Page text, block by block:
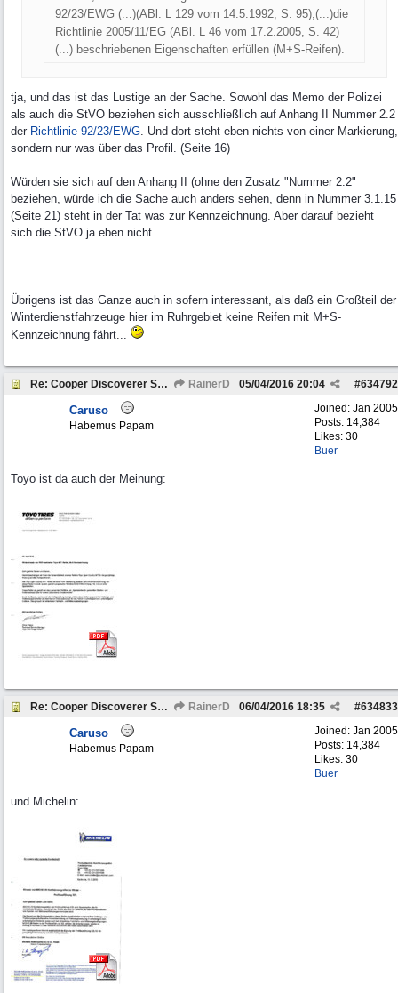
92/23/EWG (...)(ABl. L 129 vom 14.5.1992, S. 95),(...)die
Richtlinie 2005/11/EG (ABl. L 46 vom 17.2.2005, S. 42)
(...) beschriebenen Eigenschaften erfüllen (M+S-Reifen).
tja, und das ist das Lustige an der Sache. Sowohl das Memo der Polizei
als auch die StVO beziehen sich ausschließlich auf Anhang II Nummer 2.2
der Richtlinie 92/23/EWG. Und dort steht eben nichts von einer Markierung,
sondern nur was über das Profil. (Seite 16)
Würden sie sich auf den Anhang II (ohne den Zusatz "Nummer 2.2"
beziehen, würde ich die Sache auch anders sehen, denn in Nummer 3.1.15
(Seite 21) steht in der Tat was zur Kennzeichnung. Aber darauf bezieht
sich die StVO ja eben nicht...
Übrigens ist das Ganze auch in sofern interessant, als daß ein Großteil der
Winterdienstfahrzeuge hier im Ruhrgebiet keine Reifen mit M+S-
Kennzeichnung fährt...
Re: Cooper Discoverer STT PRO und STT RainerD #634792
05/04/2016 20:04
Joined: Jan 2005
Posts: 14,384
Likes: 30
Buer
Caruso
Habemus Papam
Toyo ist da auch der Meinung:
Re: Cooper Discoverer STT PRO und STT RainerD #634833
06/04/2016 18:35
Joined: Jan 2005
Posts: 14,384
Likes: 30
Buer
Caruso
Habemus Papam
und Michelin: